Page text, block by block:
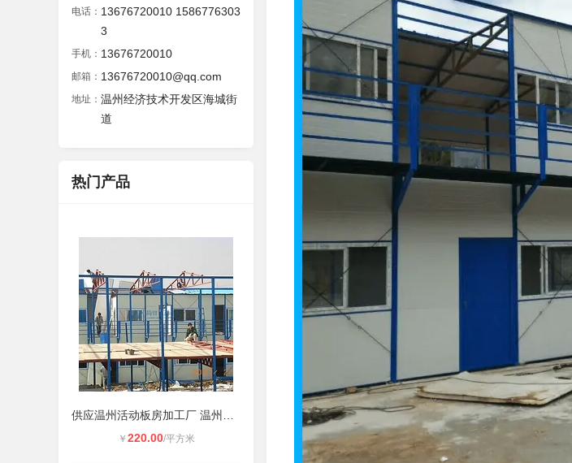
电话： 13676720010 1586776303
3
手机： 13676720010
邮箱： 13676720010@qq.com
地址： 温州经济技术开发区海城街
道
热门产品
￥ 220.00/平方米